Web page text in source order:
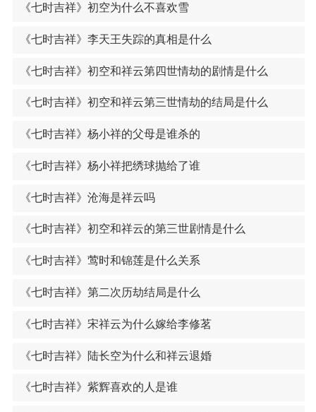
《七时吉祥》初空为什么不喜欢雪
《七时吉祥》李天王失踪的真相是什么
《七时吉祥》初空和祥云第四世情劫的剧情是什么
《七时吉祥》初空和祥云第三世情劫的结局是什么
《七时吉祥》杨小祥的父母是谁杀的
《七时吉祥》杨小祥把绣球抛给了谁
《七时吉祥》沧海是祥云吗
《七时吉祥》初空和祥云的第三世剧情是什么
《七时吉祥》莺时和锦莲是什么关系
《七时吉祥》第二次历劫结局是什么
《七时吉祥》宋祥云为什么嫁给李修茗
《七时吉祥》陆长空为什么和祥云退婚
《七时吉祥》紫辉喜欢的人是谁